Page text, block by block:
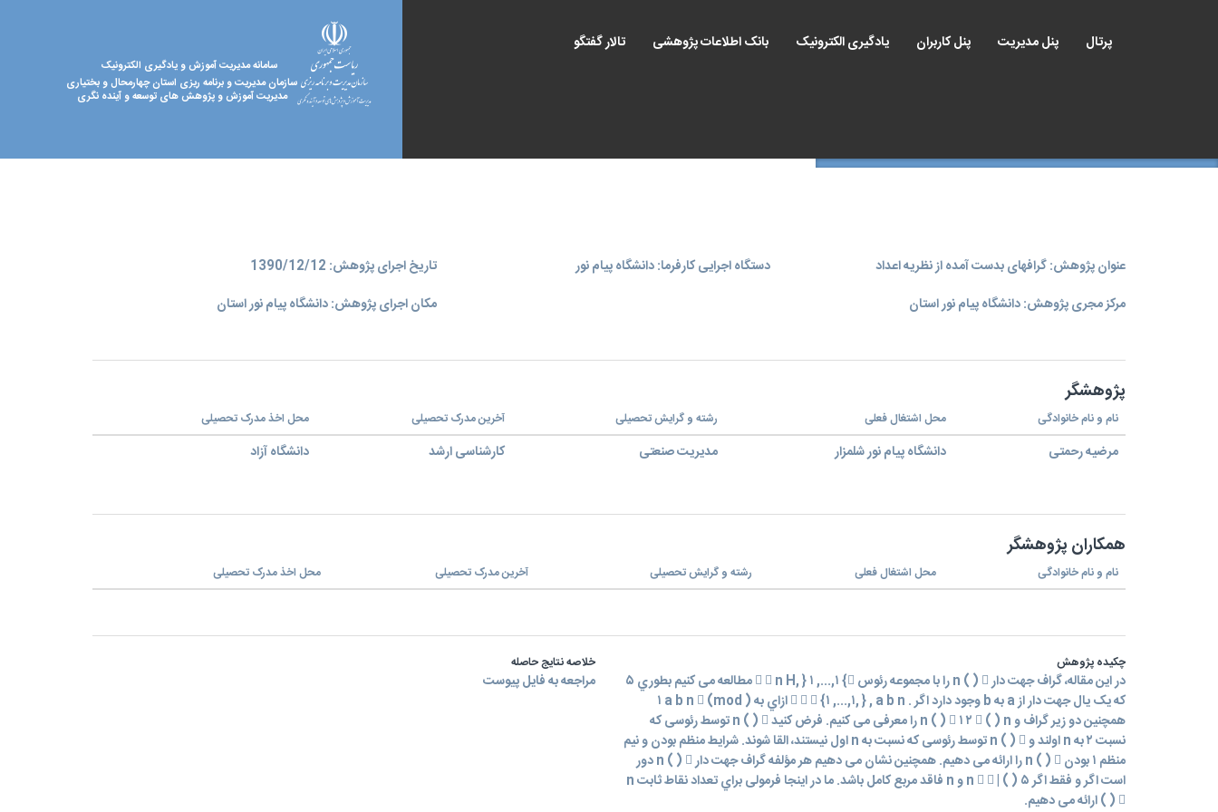
سامانه مدیریت آموزش و یادگیری الکترونیک
سازمان مدیریت و برنامه ریزی استان چهارمحال و بختیاری
مدیریت آموزش و پژوهش های توسعه و آینده نگری
پرتال پنل مدیریت پنل کاربران یادگیری الکترونیک بانک اطلاعات پژوهشی تالار گفتگو
عنوان پژوهش: گرافهای بدست آمده از نظریه اعداد دستگاه اجرایی کارفرما: دانشگاه پیام نور
تاریخ اجرای پژوهش: 1390/12/12
مرکز مجری پژوهش: دانشگاه پیام نور استان
مکان اجرای پژوهش: دانشگاه پیام نور استان
پژوهشگر
نام و نام خانوادگی محل اشتغال فعلی رشته و گرایش تحصیلی آخرین مدرک تحصیلی محل اخذ مدرک تحصیلی
مرضیه رحمتی دانشگاه پیام نور شلمزار مدیریت صنعتی کارشناسی ارشد دانشگاه آزاد
همکاران پژوهشگر
نام و نام خانوادگی محل اشتغال فعلی رشته و گرایش تحصیلی آخرین مدرک تحصیلی محل اخذ مدرک تحصیلی
چکیده پژوهش
در این مقاله، گراف جهت دار n ( )  را با مجموعه رئوس } ١,..., ١ { ,  n H مطالعه می کنیم بطوري ۵
که یک یال جهت دار از a به b وجود دارد اگر . a b n , { ,١,..., ١}    ازاي به a b n  (mod ) ١
همچنین دو زیر گراف و  ( ) n ٢ ١ n ( )  را معرفی می کنیم. فرض کنید n ( )  توسط رئوسی که
نسبت ٢ به n اولند و n ( )  توسط رئوسی که نسبت به n اول نیستند، القا شوند. شرایط منظم بودن و نیم
منظم ١ بودن n ( )  را ارائه می دهیم. همچنین نشان می دهیم هر مؤلفه گراف جهت دار n ( )  دور
است اگر و فقط اگر n   | ( ) ۵ و n فاقد مربع کامل باشد. ما در اینجا فرمولی براي تعداد نقاط ثابت n
( )  ارائه می دهیم.
خلاصه نتایج حاصله
مراجعه به فایل پیوست